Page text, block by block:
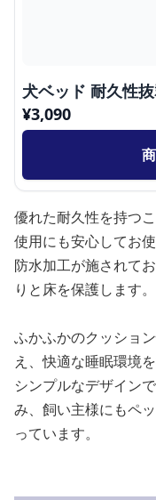
犬ベッド 耐久性
¥3,090
優れた耐久性を持つ
使用にも安心してお
防水加工が施されて
りと床を保護します。
ふかふかのクッショ
え、快適な睡眠環境を
シンプルなデザイン
み、飼い主様にもペ
っています。